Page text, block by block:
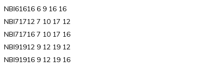
NBI61616 6 9 16 16
NBI71712 7 10 17 12
NBI71716 7 10 17 16
NBI91912 9 12 19 12
NBI91916 9 12 19 16